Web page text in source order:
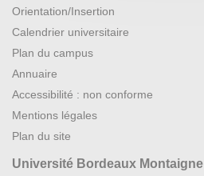
Orientation/Insertion
Calendrier universitaire
Plan du campus
Annuaire
Accessibilité : non conforme
Mentions légales
Plan du site
Université Bordeaux Montaigne